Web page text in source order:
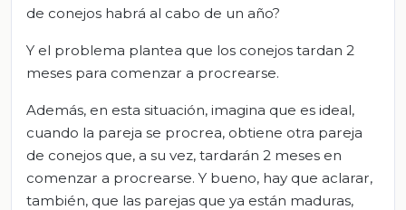
de conejos habrá al cabo de un año?
Y el problema plantea que los conejos tardan 2
meses para comenzar a procrearse.
Además, en esta situación, imagina que es ideal,
cuando la pareja se procrea, obtiene otra pareja
de conejos que, a su vez, tardarán 2 meses en
comenzar a procrearse. Y bueno, hay que aclarar,
también, que las parejas que ya están maduras,